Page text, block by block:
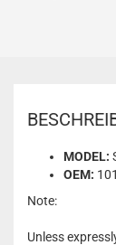
MODEL:
OEM:
Note:
Unless